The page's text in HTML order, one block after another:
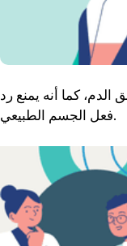
الدم، كما أنه يمنع رد
فعل الجسم الطبيعي.